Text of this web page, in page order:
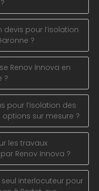
pour l’isolation
?
Renov Innova en
?
pour l’isolation des
sur mesure ?
les travaux
Renov Innova ?
interlocuteur pour